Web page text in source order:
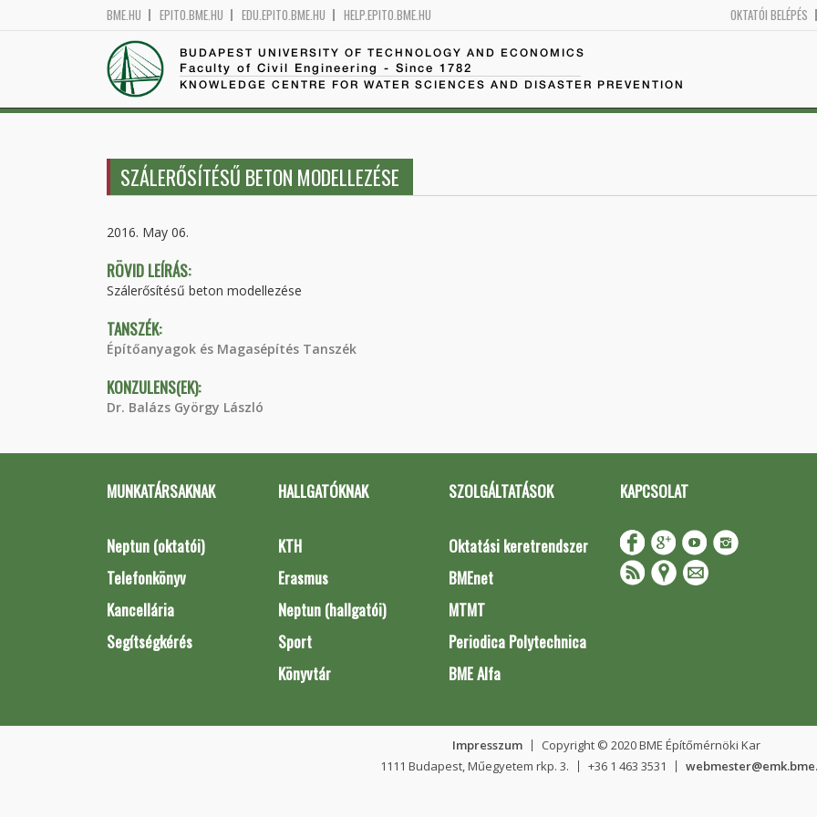
BME.HU EPITO.BME.HU EDU.EPITO.BME.HU HELP.EPITO.BME.HU OKTATÓI BELÉPÉS
BUDAPEST UNIVERSITY OF TECHNOLOGY AND ECONOMICS
Faculty of Civil Engineering - Since 1782
KNOWLEDGE CENTRE FOR WATER SCIENCES AND DISASTER PREVENTION
SZÁLERŐSÍTÉSŰ BETON MODELLEZÉSE
2016. May 06.
RÖVID LEÍRÁS:
Szálerősítésű beton modellezése
TANSZÉK:
Építőanyagok és Magasépítés Tanszék
KONZULENS(EK):
Dr. Balázs György László
MUNKATÁRSAKNAK
Neptun (oktatói)
Telefonkönyv
Kancellária
Segítségkérés
HALLGATÓKNAK
KTH
Erasmus
Neptun (hallgatói)
Sport
Könyvtár
SZOLGÁLTATÁSOK
Oktatási keretrendszer
BMEnet
MTMT
Periodica Polytechnica
BME Alfa
KAPCSOLAT
Impresszum
Copyright © 2020 BME Építőmérnöki Kar
1111 Budapest, Műegyetem rkp. 3.
+36 1 463 3531